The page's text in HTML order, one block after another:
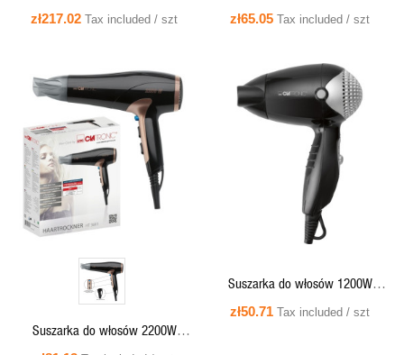
dzbankiem termosem Clatronic KA
zł217.02 Tax included / szt
ProfiCare PC-MD 3005
zł65.05 Tax included / szt
QUICK VIEW
Suszarka do włosów 2200W
Clatronic HT 3661
QUICK VIEW
Suszarka do włosów 1200W
Clatronic HT 3393
zł50.71 Tax included / szt